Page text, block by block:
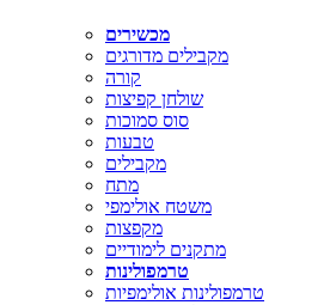
מכשירים
מקבילים מדורגים
קורה
שולחן קפיצות
סוס סמוכות
טבעות
מקבילים
מתח
משטח אולימפי
מקפצות
מתקנים לימודיים
טרמפולינות
טרמפולינות אולימפיות